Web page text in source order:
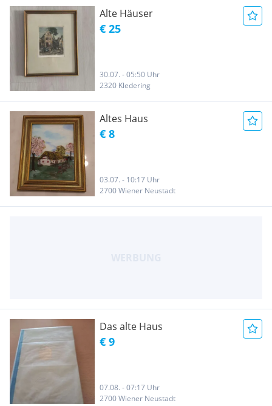
Alte Häuser
€ 25
30.07. - 05:50 Uhr
2320 Kledering
Altes Haus
€ 8
03.07. - 10:17 Uhr
2700 Wiener Neustadt
Das alte Haus
€ 9
07.08. - 07:17 Uhr
2700 Wiener Neustadt